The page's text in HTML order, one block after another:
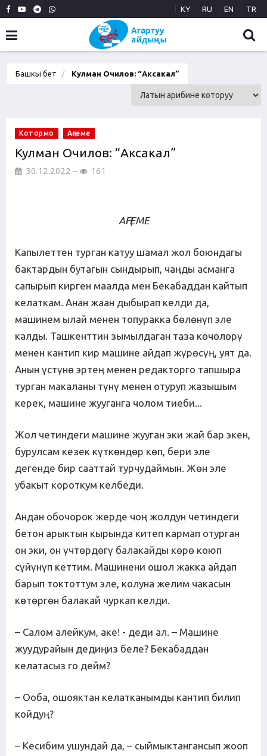
KY RU EN TR
Башкы бет Кулман Очилов: “Аксакал”
Котормо Аңгеме
Кулман Очилов: “Аксакал”
30.12.2022 161
АҢГЕМЕ
Капылеттен турган катуу шамал жол боюндагы
бактардын бутагын сындырып, чаңды асманга
сапырып кирген маалда мен Бекабаддан кайтып
келаткам. Анан жаан дыбырап келди да,
машинем ылай менен топуракка бөлөнүп эле
калды. Ташкенттин зымылдаган таза көчөлөрү
менен кантип кир машине айдап жүрөсүң, уят да.
Анын үстүнө эртең менен редакторго тапшыра
турган макаланы түнү менен отуруп жазышым
керек, машине жууганга чолом тиеби...
Жол четиндеги машине жууган эки жай бар экен,
бурулсам кезек күткөндөр көп, бери эле
дегенде бир сааттай турчудаймын. Жөн эле
убакыт короткум келбеди.
Андан обочорок жерде чоң жолдун четиндеги
бетон арыктын кырында китеп кармап отурган
он эки, он үчтөрдөгү балакайды көрө коюп
сүйүнүп кеттим. Машинени ошол жакка айдап
барып токтоттум эле, колуна желим чакасын
көтөргөн балакай чуркап келди.
– Салом алейкум, аке! - деди ал. – Машине
жуудурайын дедиңиз беле? Бекабаддан
келатасыз го дейм?
– Ооба, ошояктан келатканымды кантип билип
койдуң?
– Кесибим ушундай да, – сыймыктангансып жооп